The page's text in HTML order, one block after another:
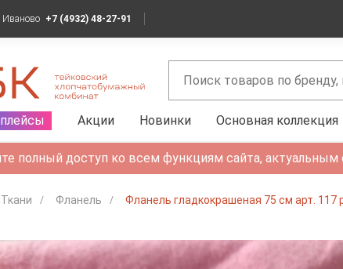
Иваново +7 (4932) 48-27-91
Акции Новинки Основная коллекция
полный доступ ко всем функциям сайта,
Ткани Фланель Фланель гладкокрашеная 75 см арт. 117